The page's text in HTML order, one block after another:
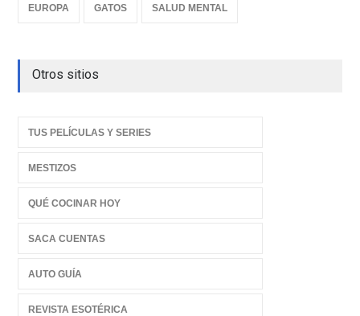
EUROPA GATOS SALUD MENTAL
Otros sitios
TUS PELÍCULAS Y SERIES
MESTIZOS
QUÉ COCINAR HOY
SACA CUENTAS
AUTO GUÍA
REVISTA ESOTÉRICA